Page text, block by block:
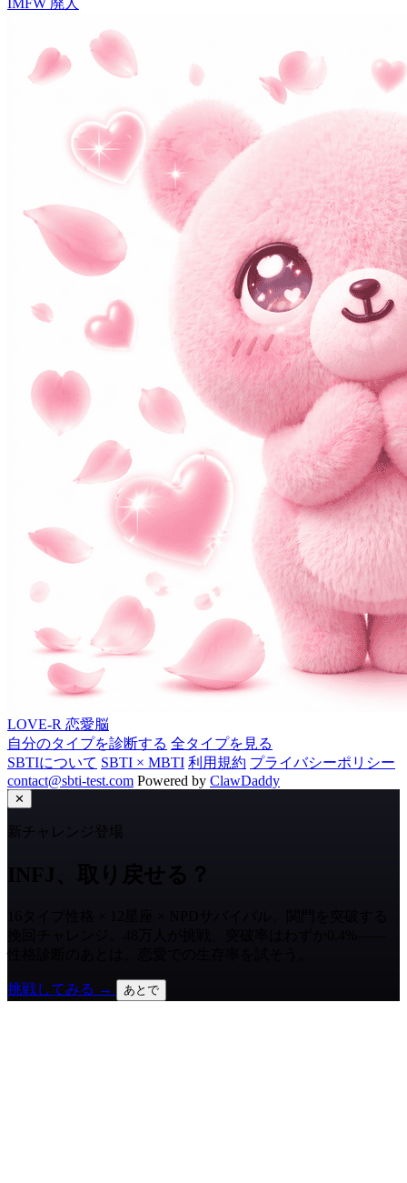
IMFW 廃人
LOVE-R 恋愛脳
自分のタイプを診断する 全タイプを見る
SBTIについて SBTI × MBTI 利用規約 プライバシーポリシー
contact@sbti-test.com Powered by ClawDaddy
✕
新チャレンジ登場
挑戦してみる → あとで